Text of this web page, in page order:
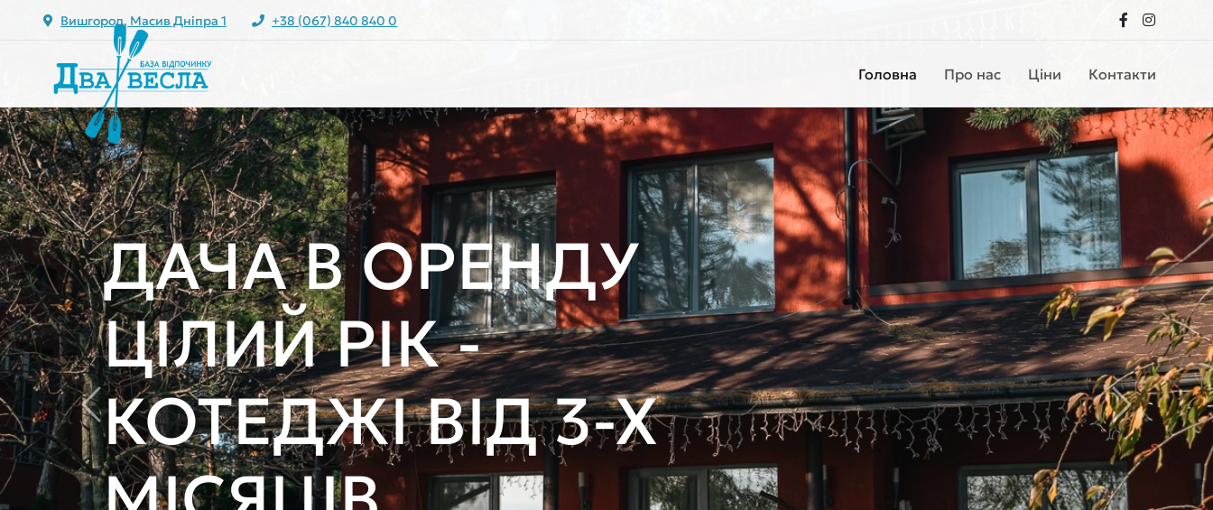
Вишгород, Масив Дніпра 1 +38 (067) 840 840 0
Головна Про нас Ціни Контакти
ЛАНДШАФТНИЙ
ДИЗАЙН
Попередня Наступна